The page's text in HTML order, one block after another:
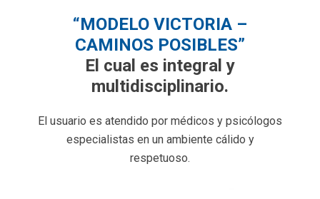
“MODELO VICTORIA –
CAMINOS POSIBLES”
El cual es integral y
multidisciplinario.
El usuario es atendido por médicos y psicólogos
especialistas en un ambiente cálido y
respetuoso.